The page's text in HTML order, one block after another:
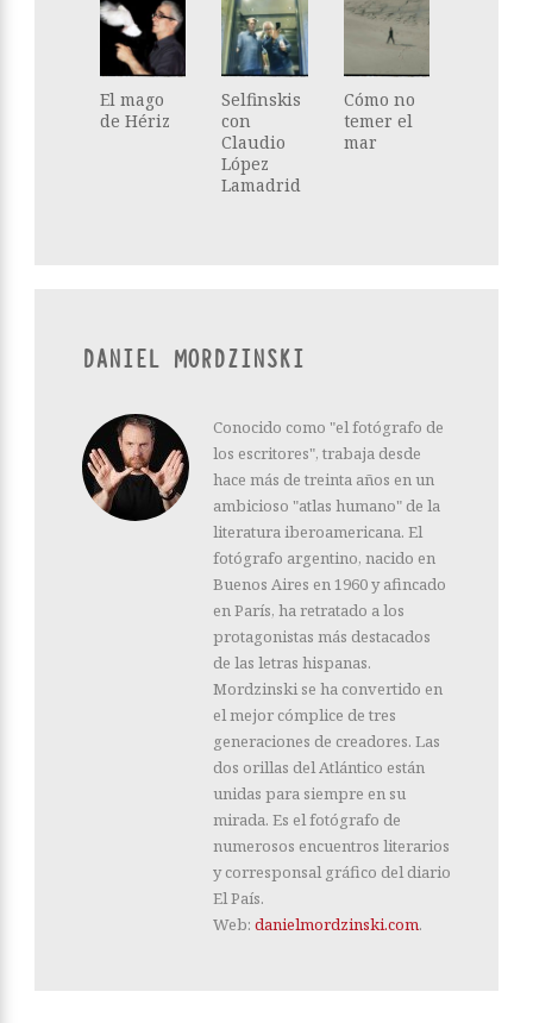
El mago
de Hériz
Selfinskis
con
Claudio
López
Lamadrid
Cómo no
temer el
mar
DANIEL MORDZINSKI
Conocido como "el fotógrafo de
los escritores", trabaja desde
hace más de treinta años en un
ambicioso "atlas humano" de la
literatura iberoamericana. El
fotógrafo argentino, nacido en
Buenos Aires en 1960 y afincado
en París, ha retratado a los
protagonistas más destacados
de las letras hispanas.
Mordzinski se ha convertido en
el mejor cómplice de tres
generaciones de creadores. Las
dos orillas del Atlántico están
unidas para siempre en su
mirada. Es el fotógrafo de
numerosos encuentros literarios
y corresponsal gráfico del diario
El País.
Web: danielmordzinski.com.